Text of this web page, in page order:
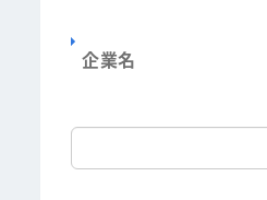
企業名